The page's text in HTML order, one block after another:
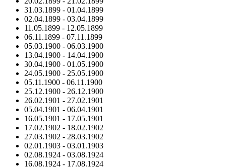
31.03.1899 - 01.04.1899
02.04.1899 - 03.04.1899
11.05.1899 - 12.05.1899
06.11.1899 - 07.11.1899
05.03.1900 - 06.03.1900
13.04.1900 - 14.04.1900
30.04.1900 - 01.05.1900
24.05.1900 - 25.05.1900
05.11.1900 - 06.11.1900
25.12.1900 - 26.12.1900
26.02.1901 - 27.02.1901
05.04.1901 - 06.04.1901
16.05.1901 - 17.05.1901
17.02.1902 - 18.02.1902
27.03.1902 - 28.03.1902
02.01.1903 - 03.01.1903
02.08.1924 - 03.08.1924
16.08.1924 - 17.08.1924